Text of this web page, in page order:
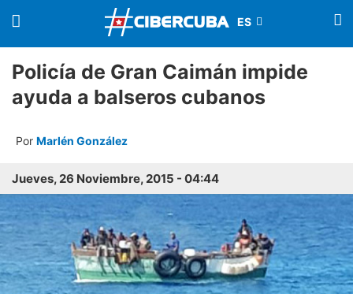
Policía de Gran Caimán impide
ayuda a balseros cubanos
Por Marlén González
Jueves, 26 Noviembre, 2015 - 04:44